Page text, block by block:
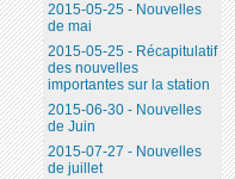
2015-05-25 - Nouvelles
de mai
2015-05-25 - Récapitulatif
des nouvelles
importantes sur la station
2015-06-30 - Nouvelles
de Juin
2015-07-27 - Nouvelles
de juillet